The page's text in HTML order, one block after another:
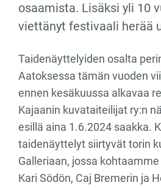
osaamista. Lisäksi yli 10
viettänyt festivaali herää
Taidenäyttelyiden osalta
Aatoksessa tämän vuoden
ennen kesäkuussa alkavaa
Kajaanin kuvataiteilijat ry:n
esillä aina 1.6.2024 saakka.
taidenäyttelyt siirtyvät torin
Galleriaan, jossa
Kari Södön, Caj Bremerin ja